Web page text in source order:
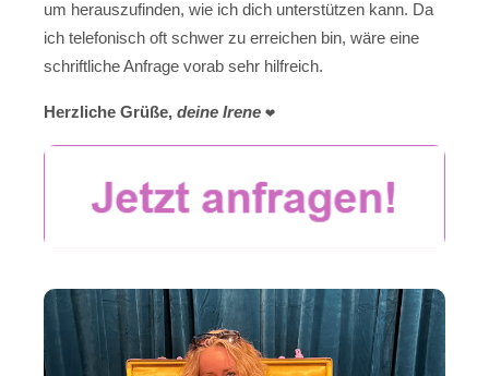
um herauszufinden, wie ich dich unterstützen kann. Da
ich telefonisch oft schwer zu erreichen bin, wäre eine
schriftliche Anfrage vorab sehr hilfreich.
Herzliche Grüße, deine Irene ❤️